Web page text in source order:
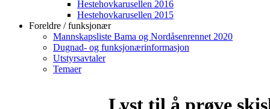
Hestehovkarusellen 2016
Hestehovkarusellen 2015
Foreldre / funksjonær
Mannskapsliste Bama og Nordåsenrennet 2020
Dugnad- og funksjonærinformasjon
Utstyrsavtaler
Temaer